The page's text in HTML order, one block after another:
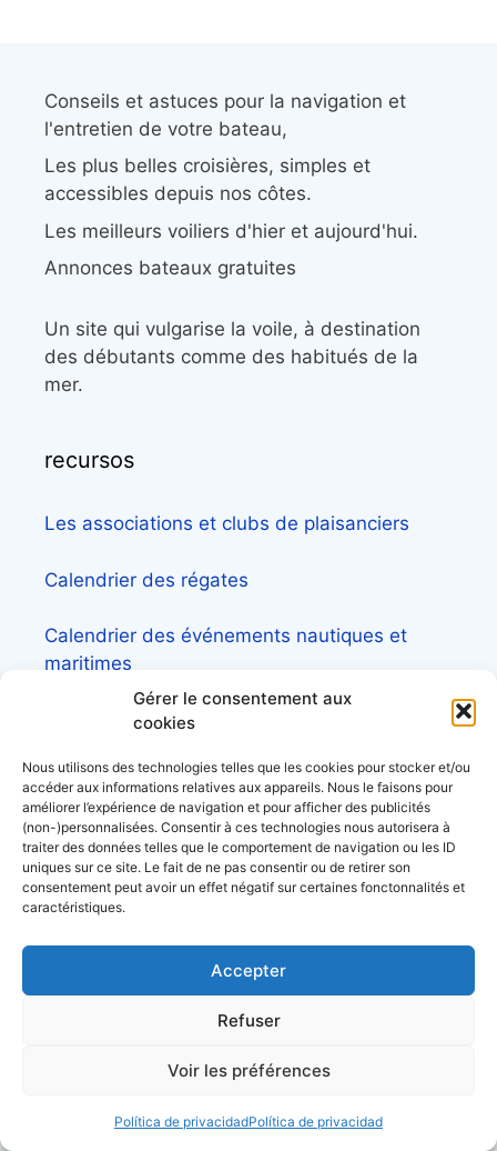
Gérer le consentement aux
cookies
Nous utilisons des technologies telles que les cookies pour stocker et/ou
accéder aux informations relatives aux appareils. Nous le faisons pour
améliorer l’expérience de navigation et pour afficher des publicités
(non-)personnalisées. Consentir à ces technologies nous autorisera à
traiter des données telles que le comportement de navigation ou les ID
uniques sur ce site. Le fait de ne pas consentir ou de retirer son
consentement peut avoir un effet négatif sur certaines fonctonnalités et
caractéristiques.
Accepter
Refuser
Voir les préférences
Política de privacidadPolítica de privacidad
Conseils et astuces pour la navigation et
l'entretien de votre bateau,
Les plus belles croisières, simples et
accessibles depuis nos côtes.
Les meilleurs voiliers d'hier et aujourd'hui.
Annonces bateaux gratuites
Un site qui vulgarise la voile, à destination
des débutants comme des habitués de la
mer.
recursos
Les associations et clubs de plaisanciers
Calendrier des régates
Calendrier des événements nautiques et
maritimes
Découvrez le site d’
Annuaire des professionnels du nautisme et
de la plaisance
Descubra nuestros dossiers
Lexique de la mer et des bateaux
L’almanach du plaisancier